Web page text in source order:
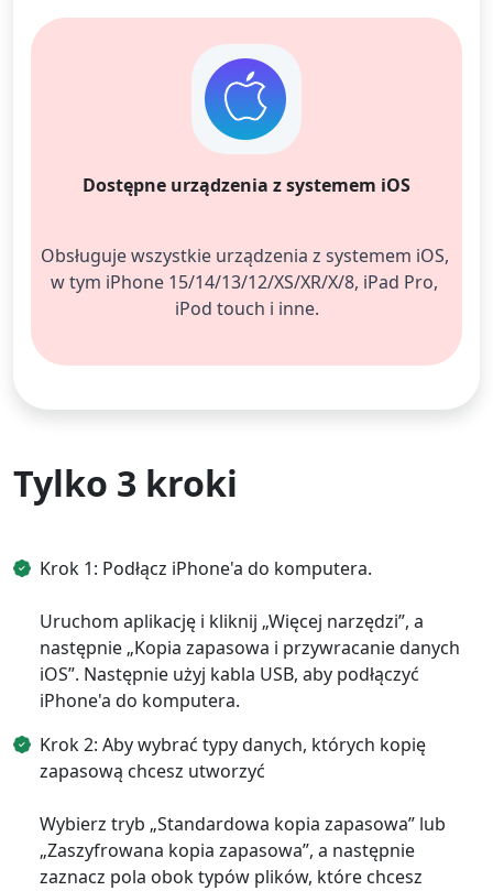
Dostępne urządzenia z systemem iOS
Obsługuje wszystkie urządzenia z systemem iOS,
w tym iPhone 15/14/13/12/XS/XR/X/8, iPad Pro,
iPod touch i inne.
Tylko 3 kroki
Krok 1: Podłącz iPhone'a do komputera.
Uruchom aplikację i kliknij „Więcej narzędzi”, a
następnie „Kopia zapasowa i przywracanie danych
iOS”. Następnie użyj kabla USB, aby podłączyć
iPhone'a do komputera.
Krok 2: Aby wybrać typy danych, których kopię
zapasową chcesz utworzyć
Wybierz tryb „Standardowa kopia zapasowa” lub
„Zaszyfrowana kopia zapasowa”, a następnie
zaznacz pola obok typów plików, które chcesz